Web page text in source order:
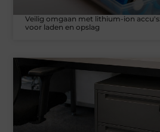
Veilig omgaan met lithium-ion
voor laden en opslag